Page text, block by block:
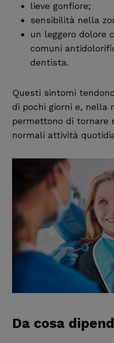
lieve gonfiore;
sensibilità nella
un leggero dolore
comuni
dentista.
Questi sintomi
di pochi giorni e, nella
permettono di tornare
normali attività
Da cosa